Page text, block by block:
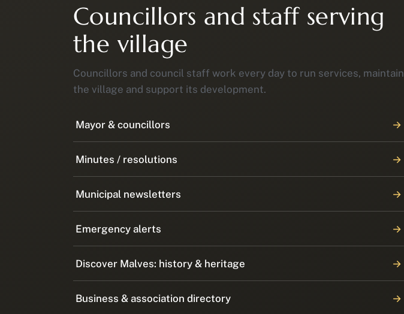
Councillors and staff serving
the village
Councillors and council staff work every day to run services, maintain
the village and support its development.
Mayor & councillors →
Minutes / resolutions →
Municipal newsletters →
Emergency alerts →
Discover Malves: history & heritage →
Business & association directory →